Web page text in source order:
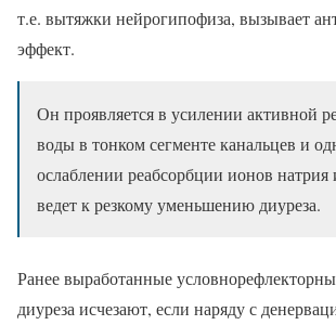
т.е. вытяжки нейрогипофиза, вызывает
эффект.
Он проявляется в усилении активной
воды в тонком сегменте канальцев и
ослаблении реабсорбции ионов натрия
ведет к резкому уменьшению диуреза.
Ранее выработанные
диуреза исчезают, если наряду с